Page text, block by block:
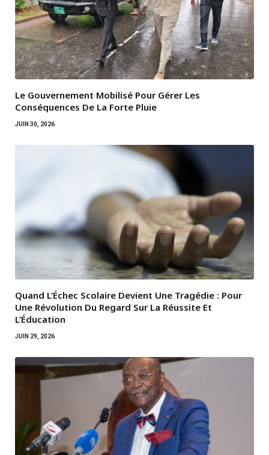
Le Gouvernement Mobilisé Pour Gérer Les
Conséquences De La Forte Pluie
JUIN 30, 2026
Quand L’Échec Scolaire Devient Une Tragédie : Pour
Une Révolution Du Regard Sur La Réussite Et
L’Éducation
JUIN 29, 2026